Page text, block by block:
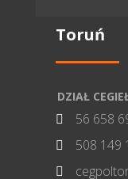
Toruń
DZIAŁ
 56 658
 508 149
